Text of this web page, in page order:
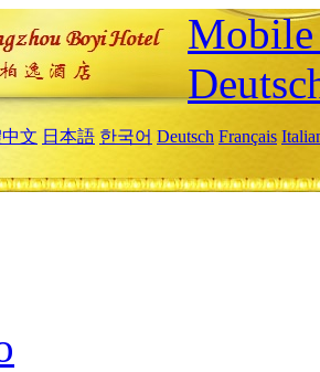
文 日本語 한국어 Deutsch Français